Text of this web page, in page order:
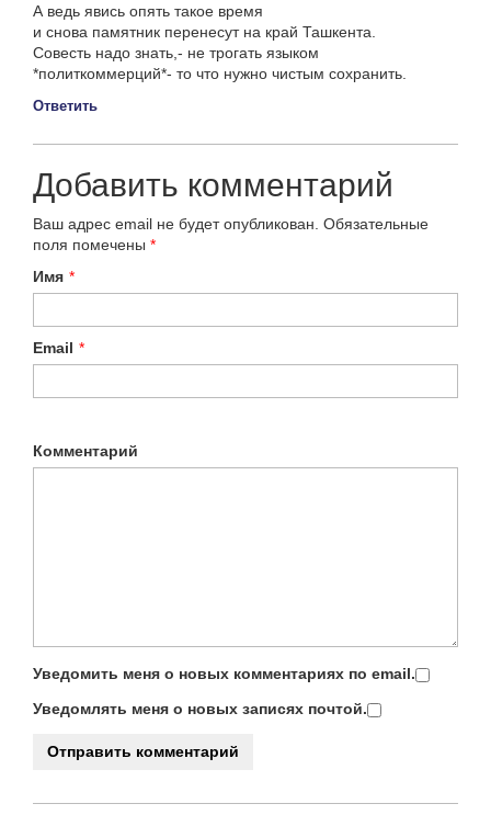
А ведь явись опять такое время
и снова памятник перенесут на край Ташкента.
Совесть надо знать,- не трогать языком
*политкоммерций*- то что нужно чистым сохранить.
Ответить
Добавить комментарий
Ваш адрес email не будет опубликован. Обязательные
поля помечены *
Имя *
Email *
Комментарий
Уведомить меня о новых комментариях по email.
Уведомлять меня о новых записях почтой.